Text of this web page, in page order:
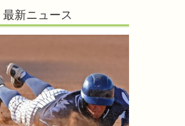
最新ニュース